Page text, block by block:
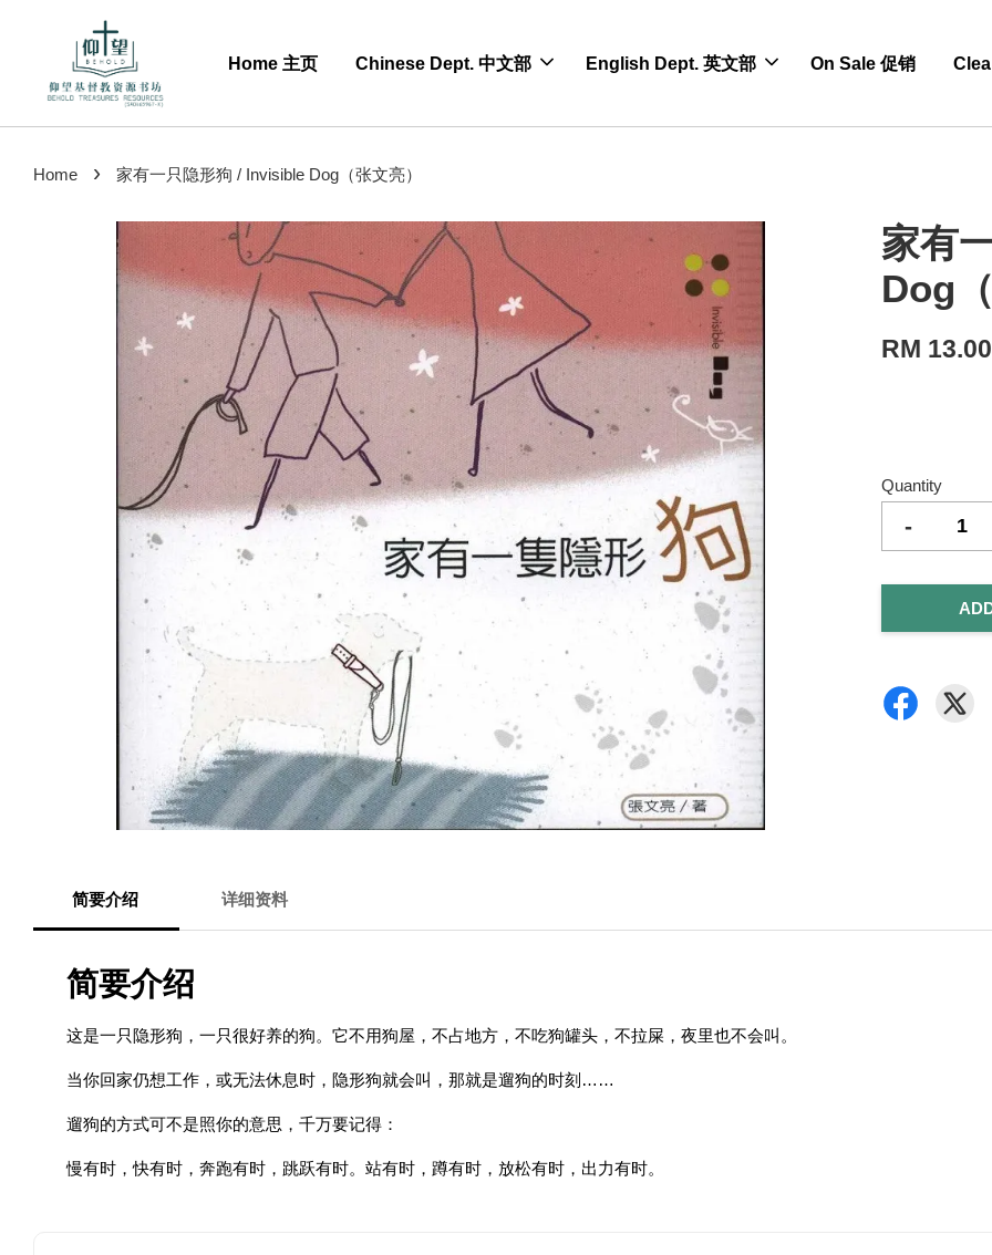
Home 主页 Chinese Dept. 中文部 English Dept. 英文部 On Sale 促销
Home › 家有一只隐形狗 / Invisible Dog（张文亮）
家有
Dog
RM 13.00
Quantity
-
简要介绍 详细资料
简要介绍
这是一只隐形狗，一只很好养的狗。它不用狗屋，不占地方，不吃狗罐头，不拉屎，夜里也不会叫。
当你回家仍想工作，或无法休息时，隐形狗就会叫，那就是遛狗的时刻……
遛狗的方式可不是照你的意思，千万要记得：
慢有时，快有时，奔跑有时，跳跃有时。站有时，蹲有时，放松有时，出力有时。